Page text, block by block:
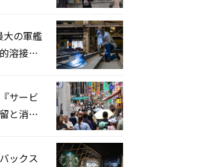
大の軍艦
溶接」
サービ
と消費
ックス